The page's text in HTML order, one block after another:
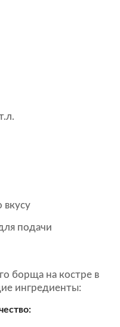
подачи
борща на костре в
ингредиенты: